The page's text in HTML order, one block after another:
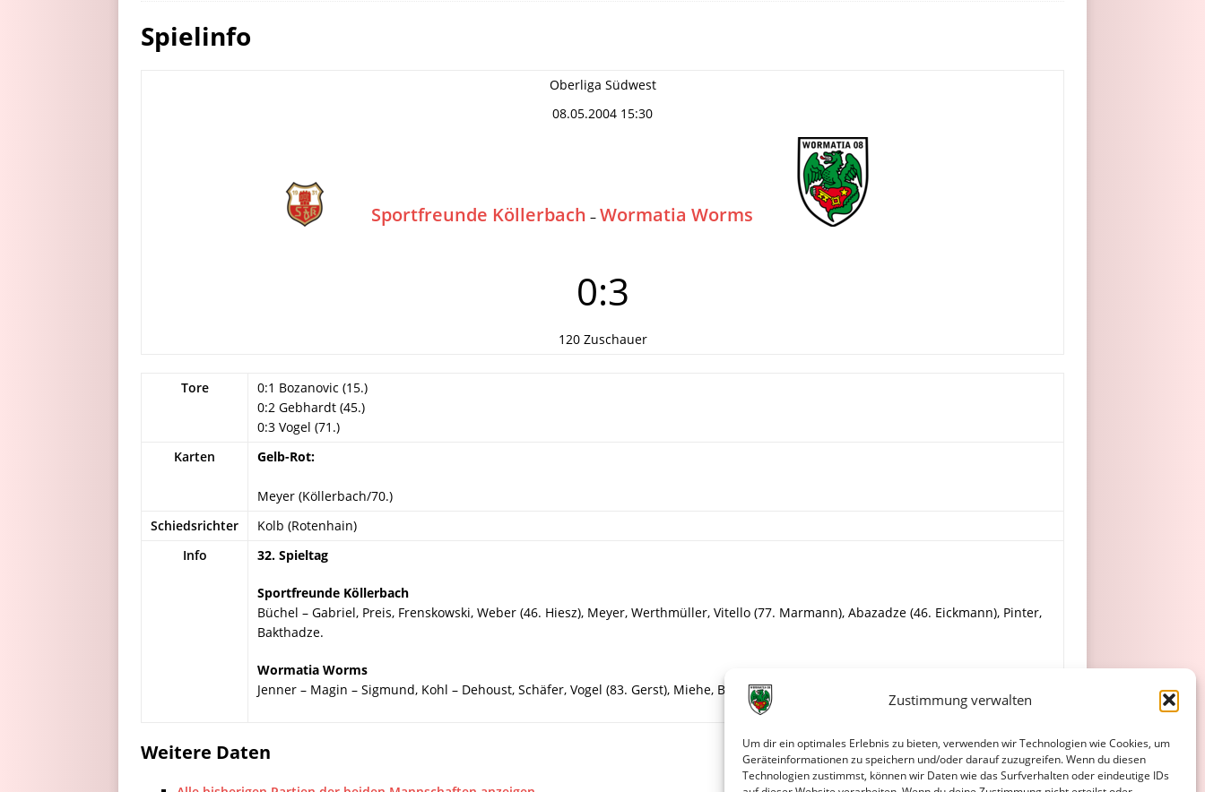
Zustimmung verwalten
Um dir ein optimales Erlebnis zu bieten, verwenden wir Technologien wie Cookies, um
Geräteinformationen zu speichern und/oder darauf zuzugreifen. Wenn du diesen
Technologien zustimmst, können wir Daten wie das Surfverhalten oder eindeutige IDs
Spielinfo
Oberliga Südwest
08.05.2004 15:30
Sportfreunde Köllerbach – Wormatia Worms
0:3
120 Zuschauer
Tore
0:1 Bozanovic (15.)
0:2 Gebhardt (45.)
0:3 Vogel (71.)
Karten
Gelb-Rot:
Meyer (Köllerbach/70.)
Schiedsrichter
Kolb (Rotenhain)
Info
32. Spieltag
Sportfreunde Köllerbach
Büchel – Gabriel, Preis, Frenskowski, Weber (46. Hiesz), Meyer, Werthmüller, Vitello (77. Marmann), Abazadze (46. Eickmann), Pinter,
Bakthadze.
Wormatia Worms
Jenner – Magin – Sigmund, Kohl – Dehoust, Schäfer, Vogel (83. Gerst), Miehe, Berg – Gebhardt, Bozanovic.
Weitere Daten